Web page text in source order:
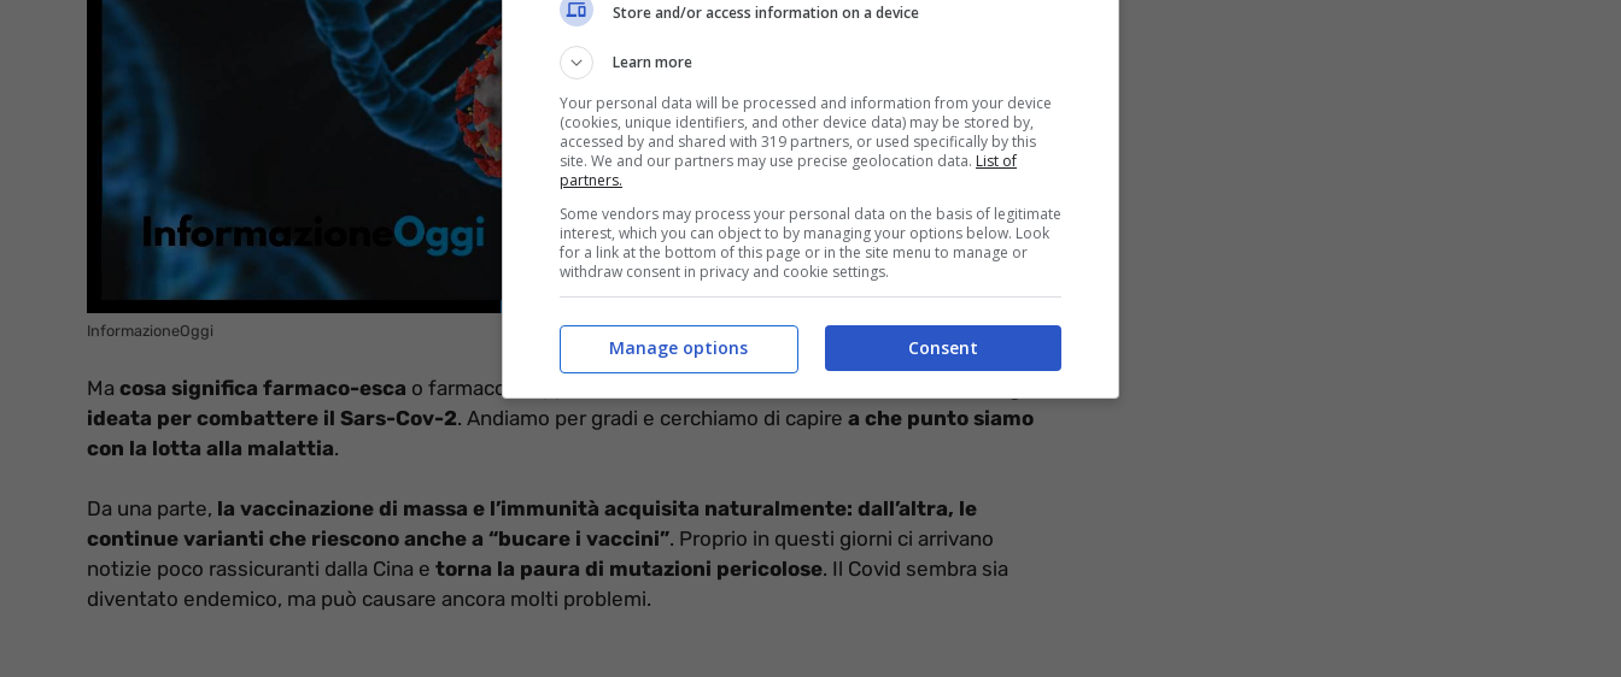
InformazioneOggi
Ma cosa significa farmaco-esca o farmaco-trappola? Così, infatti, viene definita la nuova
ideata per combattere il Sars-Cov-2. Andiamo per gradi e cerchiamo di capire a che punto siamo
con la lotta alla malattia.
Da una parte, la vaccinazione di massa e l’immunità acquisita naturalmente: dall’altra, le
continue varianti che riescono anche a “bucare i vaccini”. Proprio in questi giorni ci arrivano
notizie poco rassicuranti dalla Cina e torna la paura di mutazioni pericolose. Il Covid sembra sia
diventato endemico, ma può causare ancora molti problemi.
Store and/or access information on a device
Learn more
Your personal data will be processed and information from your device
(cookies, unique identifiers, and other device data) may be stored by,
accessed by and shared with 319 partners, or used specifically by this
site. We and our partners may use precise geolocation data. List of
partners.
Some vendors may process your personal data on the basis of legitimate
interest, which you can object to by managing your options below. Look
for a link at the bottom of this page or in the site menu to manage or
withdraw consent in privacy and cookie settings.
Consent
Manage options